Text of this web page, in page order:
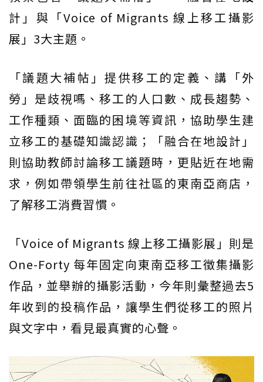
計」與「Voice of Migrants 線上移工攝影
展」3大主題。
「議題大補帖」提供移工的定義、講「外
勞」是歧視嗎、移工的人口數、成長趨勢、
工作種類、面臨的困境等資訊，協助學生建
立移工的基礎知識認識；「融合在地設計」
則協助教師討論移工議題時，更貼近在地需
求，例如帶領學生前往社區的東南亞商店，
了解移工消費習慣。
「Voice of Migrants 線上移工攝影展」則是
One-Forty 每年固定向東南亞移工徵集攝影
作品，並舉辦的攝影活動，今年則彙整過去5
年收到的投稿作品，讓學生們從移工的照片
與文字中，看見最真實的心聲。